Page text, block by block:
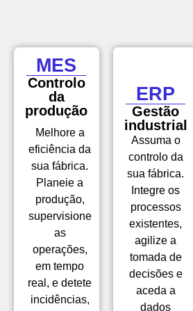
MES
Controlo
da
produção
Melhore a
eficiência da
sua fábrica.
Planeie a
produção,
supervisione
as
operações,
em tempo
real, e detete
incidências,
ERP
Gestão
industrial
Assuma o
controlo da
sua fábrica.
Integre os
processos
existentes,
agilize a
tomada de
decisões e
aceda a
dados